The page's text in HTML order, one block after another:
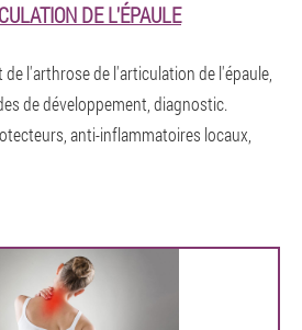
DE L'ÉPAULE
l'arthrose de l'articulation de l'épaule,
de développement, diagnostic.
anti-inflammatoires locaux,